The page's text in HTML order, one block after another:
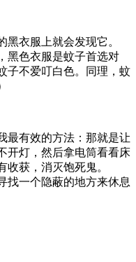
衣服上就会发现它。
黑色衣服是蚊子首选对
子不爱叮白色。同理，蚊
最有效的方法：那就是让
开灯，然后拿电筒看看床
获，消灭饱死鬼。
找一个隐蔽的地方来休息